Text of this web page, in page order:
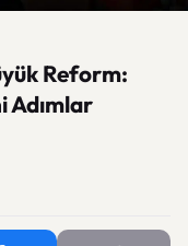
Reform:
Adımlar